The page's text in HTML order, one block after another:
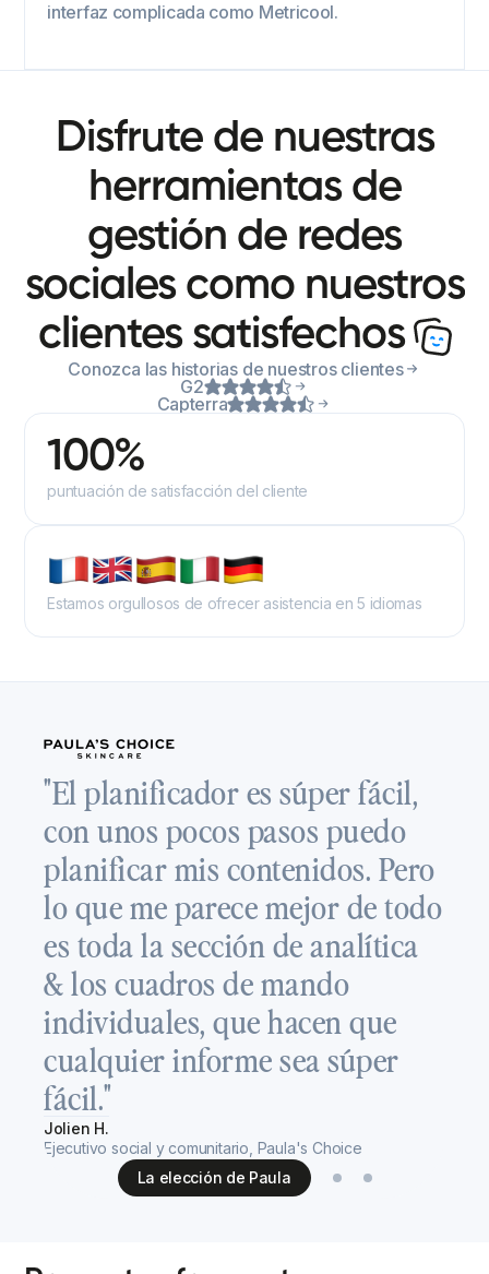
interfaz complicada como Metricool.
Disfrute de nuestras
herramientas de
gestión de redes
sociales como nuestros
clientes satisfechos
Conozca las historias de nuestros clientes
G2
Capterra
100%
puntuación de satisfacción del cliente
Estamos orgullosos de ofrecer asistencia en 5 idiomas
"El planificador es súper fácil,
con unos pocos pasos puedo
planificar mis contenidos. Pero
lo que me parece mejor de todo
es toda la sección de analítica
& los cuadros de mando
individuales, que hacen que
cualquier informe sea súper
fácil."
Jolien H.
Ejecutivo social y comunitario, Paula's Choice
La elección de Paula